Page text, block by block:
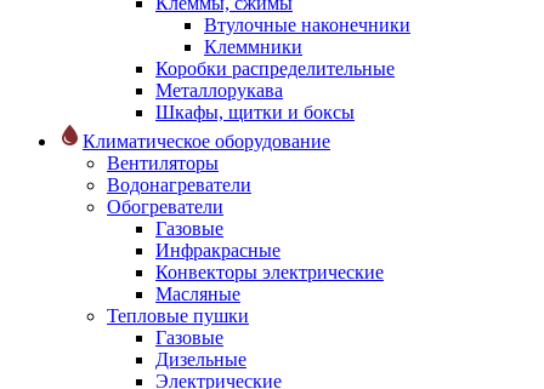
Втулочные наконечники
Клеммники
Коробки распределительные
Металлорукава
Шкафы, щитки и боксы
Климатическое оборудование
Вентиляторы
Водонагреватели
Обогреватели
Газовые
Инфракрасные
Конвекторы электрические
Масляные
Тепловые пушки
Газовые
Дизельные
Электрические